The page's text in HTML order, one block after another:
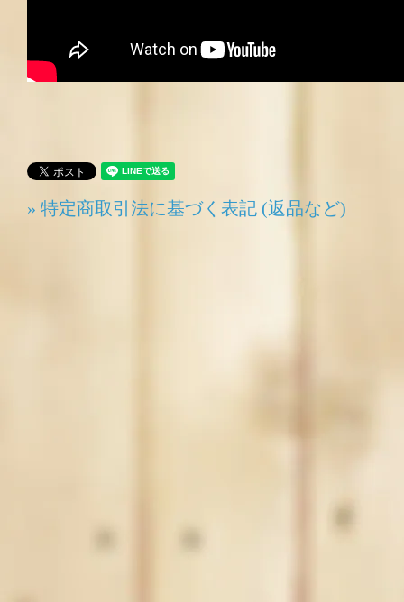
» 特定商取引法に基づく表記 (返品など)